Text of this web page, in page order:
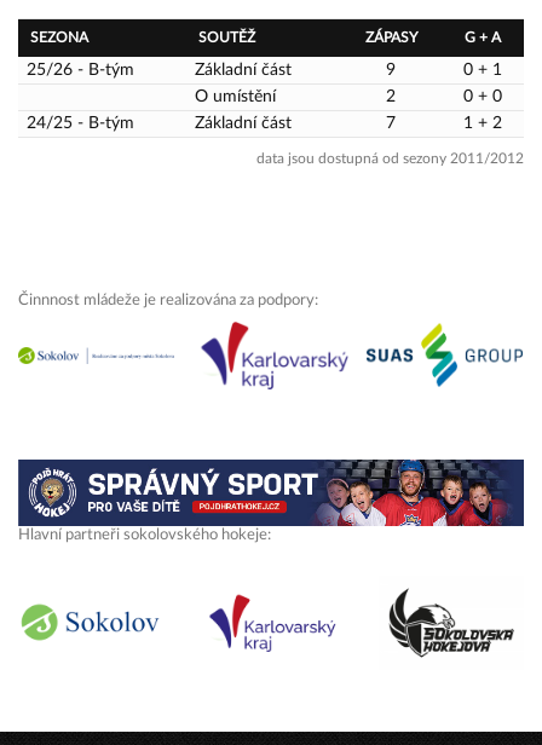
SEZONA SOUTĚŽ ZÁPASY G + A
25/26 - B-tým Základní část 9
0 + 1
O umístění
2
0 + 0
24/25 - B-tým
Základní část 7 1 + 2
data jsou dostupná od sezony 2011/2012
Činnnost mládeže je realizována za podpory:
Hlavní partneři sokolovského hokeje: